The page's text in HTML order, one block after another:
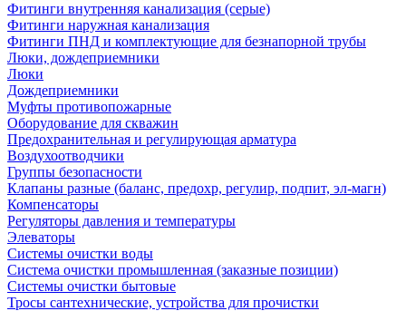
Фитинги внутренняя канализация (серые)
Фитинги наружная канализация
Фитинги ПНД и комплектующие для безнапорной трубы
Люки, дождеприемники
Люки
Дождеприемники
Муфты противопожарные
Оборудование для скважин
Предохранительная и регулирующая арматура
Воздухоотводчики
Группы безопасности
Клапаны разные (баланс, предохр, регулир, подпит, эл-магн)
Компенсаторы
Регуляторы давления и температуры
Элеваторы
Системы очистки воды
Система очистки промышленная (заказные позиции)
Системы очистки бытовые
Тросы сантехнические, устройства для прочистки